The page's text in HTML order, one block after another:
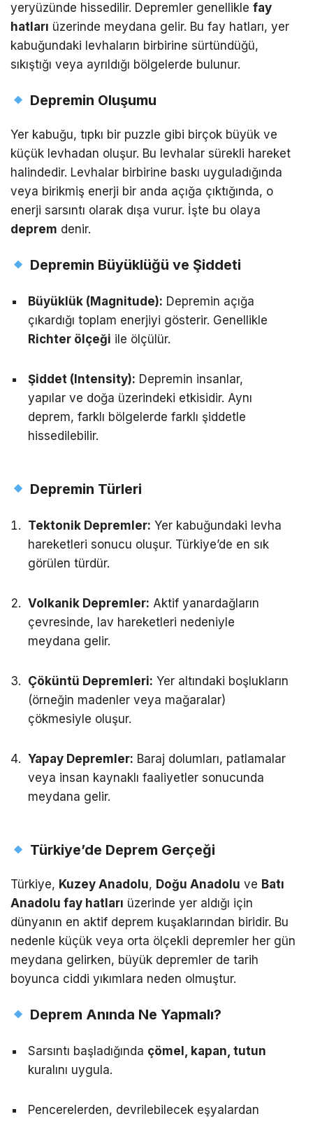
yeryüzünde hissedilir. Depremler genellikle fay
hatları üzerinde meydana gelir. Bu fay hatları, yer
kabuğundaki levhaların birbirine sürtündüğü,
sıkıştığı veya ayrıldığı bölgelerde bulunur.
Depremin Oluşumu
Yer kabuğu, tıpkı bir puzzle gibi birçok büyük ve
küçük levhadan oluşur. Bu levhalar sürekli hareket
halindedir. Levhalar birbirine baskı uyguladığında
veya birikmiş enerji bir anda açığa çıktığında, o
enerji sarsıntı olarak dışa vurur. İşte bu olaya
deprem denir.
Depremin Büyüklüğü ve Şiddeti
Büyüklük (Magnitude): Depremin açığa
çıkardığı toplam enerjiyi gösterir. Genellikle
Richter ölçeği ile ölçülür.
Şiddet (Intensity): Depremin insanlar,
yapılar ve doğa üzerindeki etkisidir. Aynı
deprem, farklı bölgelerde farklı şiddetle
hissedilebilir.
Depremin Türleri
Tektonik Depremler: Yer kabuğundaki levha
hareketleri sonucu oluşur. Türkiye’de en sık
görülen türdür.
Volkanik Depremler: Aktif yanardağların
çevresinde, lav hareketleri nedeniyle
meydana gelir.
Çöküntü Depremleri: Yer altındaki boşlukların
(örneğin madenler veya mağaralar)
çökmesiyle oluşur.
Yapay Depremler: Baraj dolumları, patlamalar
veya insan kaynaklı faaliyetler sonucunda
meydana gelir.
Türkiye’de Deprem Gerçeği
Türkiye, Kuzey Anadolu, Doğu Anadolu ve Batı
Anadolu fay hatları üzerinde yer aldığı için
dünyanın en aktif deprem kuşaklarından biridir. Bu
nedenle küçük veya orta ölçekli depremler her gün
meydana gelirken, büyük depremler de tarih
boyunca ciddi yıkımlara neden olmuştur.
Deprem Anında Ne Yapmalı?
Sarsıntı başladığında çömel, kapan, tutun
kuralını uygula.
Pencerelerden, devrilebilecek eşyalardan